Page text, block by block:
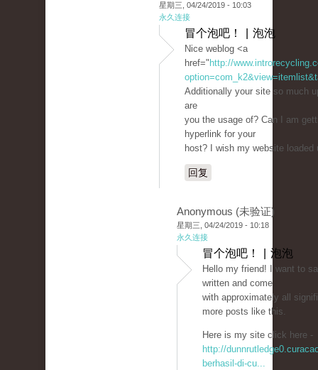
星期三, 04/24/2019 - 10:03
永久连接
冒个泡吧！ | 泡泡
Nice weblog <a
href=" http://
Additionally your site so much
are
you the usage of? Can I am
hyperlink for your
host? I wish my website
回复
Anonymous (未验证)
星期三, 04/24/2019 - 10:18
永久连接
冒个泡吧！ | 泡泡
Hello my friend! I want to
written and come
with approximately all
more posts like this.
Here is my site click here -
http://
berhasil-di-cu...